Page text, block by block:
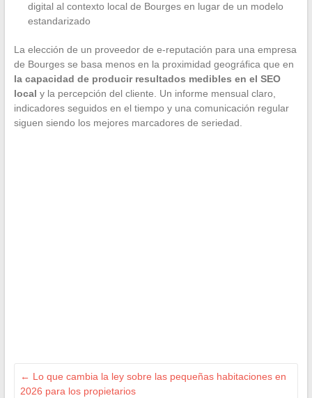
digital al contexto local de Bourges en lugar de un modelo
estandarizado
La elección de un proveedor de e-reputación para una empresa
de Bourges se basa menos en la proximidad geográfica que en
la capacidad de producir resultados medibles en el SEO
local y la percepción del cliente. Un informe mensual claro,
indicadores seguidos en el tiempo y una comunicación regular
siguen siendo los mejores marcadores de seriedad.
← Lo que cambia la ley sobre las pequeñas habitaciones en
2026 para los propietarios